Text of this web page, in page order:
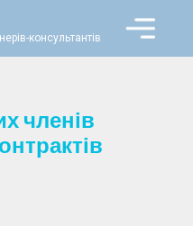
консультантів
членів